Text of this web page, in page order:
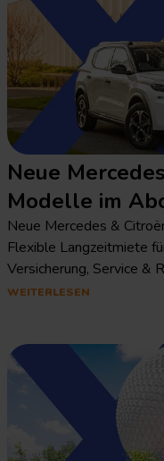
Neue
Modelle im
Langzeitmiete
Neue Mercedes &
Flexible Langzeitmiete
Versicherung, Service &
WEITERLESEN